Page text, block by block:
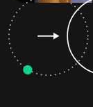
Москва,